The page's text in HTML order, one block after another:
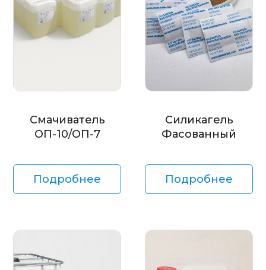
Смачиватель
ОП-10/ОП-7
Подробнее
Силикагель
Фасованный
Подробнее